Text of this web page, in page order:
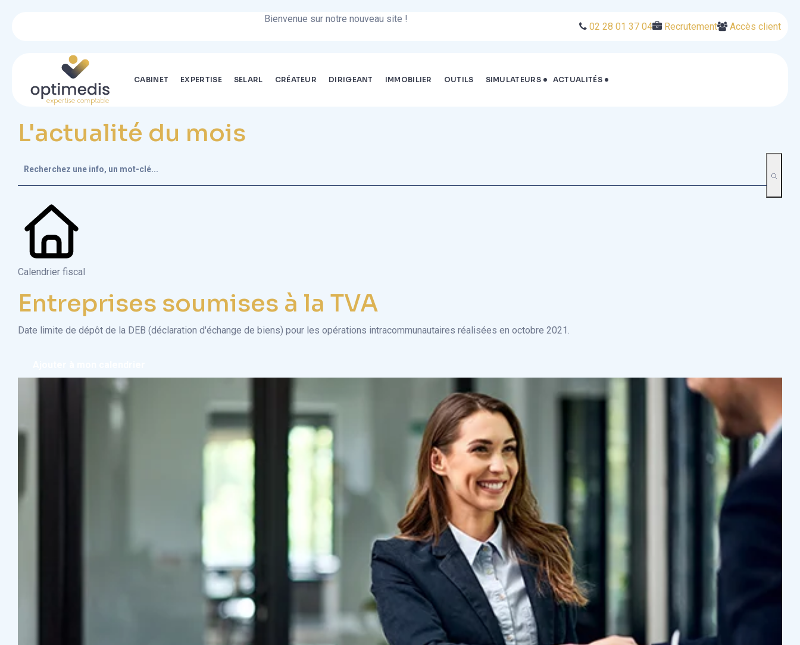
Bienvenue sur notre nouveau site !
02 28 01 37 04 Recrutement Accès client
CABINET EXPERTISE SELARL CRÉATEUR DIRIGEANT IMMOBILIER OUTILS SIMULATEURS ACTUALITÉS
L'actualité du mois
Calendrier fiscal
Entreprises soumises à la TVA
Date limite de dépôt de la DEB (déclaration d'échange de biens) pour les opérations intracommunautaires réalisées en octobre 2021.